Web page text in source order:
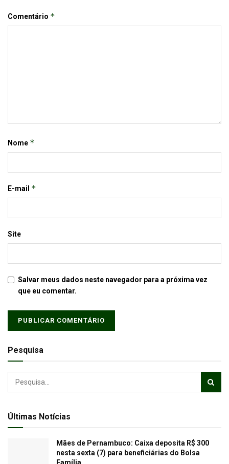
Comentário *
Nome *
E-mail *
Site
Salvar meus dados neste navegador para a próxima vez
que eu comentar.
Pesquisa
Últimas Notícias
Mães de Pernambuco: Caixa deposita R$ 300
nesta sexta (7) para beneficiárias do Bolsa